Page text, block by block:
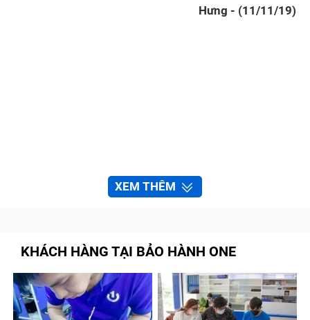
Hưng - (11/11/19)
XEM THÊM
KHÁCH HÀNG TẠI BẢO HÀNH ONE